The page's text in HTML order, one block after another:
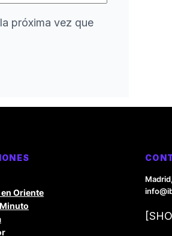
próxima vez que
Oriente